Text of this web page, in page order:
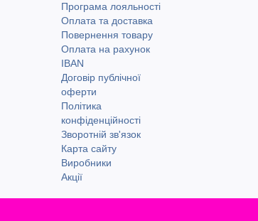
Програма лояльності
Оплата та доставка
Повернення товару
Оплата на рахунок
IBAN
Договір публічної
оферти
Політика
конфіденційності
Зворотній зв'язок
Карта сайту
Виробники
Акції